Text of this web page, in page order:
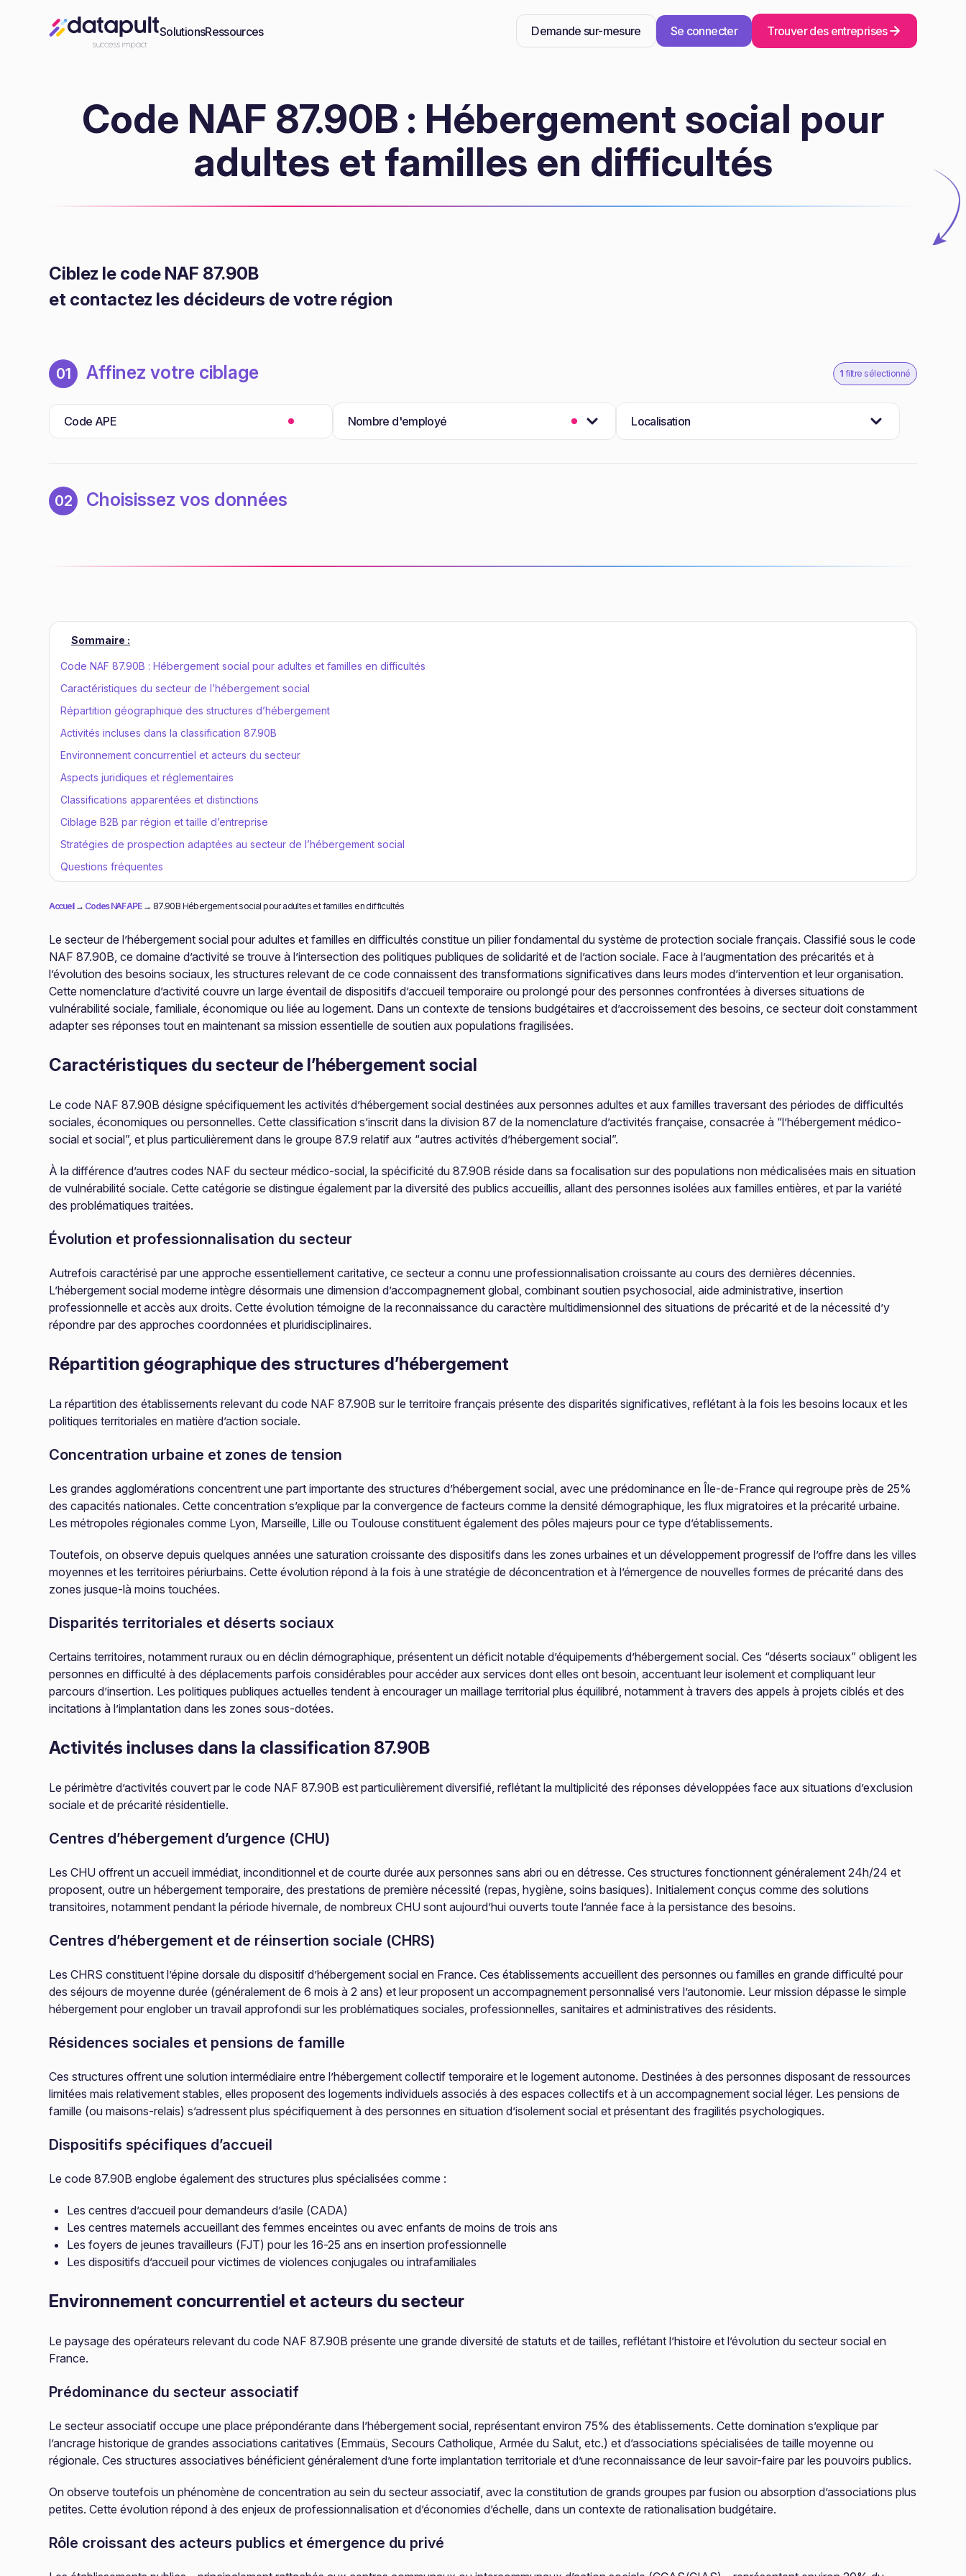
SolutionsRessources Demande sur-mesure Se connecter Trouver des entreprises
Code NAF 87.90B : Hébergement social pour
adultes et familles en difficultés
Ciblez le code NAF 87.90B
et contactez les décideurs de votre région
01 Affinez votre ciblage 1 filtre sélectionné
Code APE Nombre d'employé Localisation
02 Choisissez vos données
Sommaire :
Code NAF 87.90B : Hébergement social pour adultes et familles en difficultés
Caractéristiques du secteur de l’hébergement social
Répartition géographique des structures d’hébergement
Activités incluses dans la classification 87.90B
Environnement concurrentiel et acteurs du secteur
Aspects juridiques et réglementaires
Classifications apparentées et distinctions
Ciblage B2B par région et taille d’entreprise
Stratégies de prospection adaptées au secteur de l’hébergement social
Questions fréquentes
Accueil→ Codes NAF APE→ 87.90B Hébergement social pour adultes et familles en difficultés
Le secteur de l’hébergement social pour adultes et familles en difficultés constitue un pilier fondamental du système de protection sociale français. Classifié sous le code
NAF 87.90B, ce domaine d’activité se trouve à l’intersection des politiques publiques de solidarité et de l’action sociale. Face à l’augmentation des précarités et à
l’évolution des besoins sociaux, les structures relevant de ce code connaissent des transformations significatives dans leurs modes d’intervention et leur organisation.
Cette nomenclature d’activité couvre un large éventail de dispositifs d’accueil temporaire ou prolongé pour des personnes confrontées à diverses situations de
vulnérabilité sociale, familiale, économique ou liée au logement. Dans un contexte de tensions budgétaires et d’accroissement des besoins, ce secteur doit constamment
adapter ses réponses tout en maintenant sa mission essentielle de soutien aux populations fragilisées.
Caractéristiques du secteur de l’hébergement social
Le code NAF 87.90B désigne spécifiquement les activités d’hébergement social destinées aux personnes adultes et aux familles traversant des périodes de difficultés
sociales, économiques ou personnelles. Cette classification s’inscrit dans la division 87 de la nomenclature d’activités française, consacrée à “l’hébergement médico-
social et social”, et plus particulièrement dans le groupe 87.9 relatif aux “autres activités d’hébergement social”.
À la différence d’autres codes NAF du secteur médico-social, la spécificité du 87.90B réside dans sa focalisation sur des populations non médicalisées mais en situation
de vulnérabilité sociale. Cette catégorie se distingue également par la diversité des publics accueillis, allant des personnes isolées aux familles entières, et par la variété
des problématiques traitées.
Évolution et professionnalisation du secteur
Autrefois caractérisé par une approche essentiellement caritative, ce secteur a connu une professionnalisation croissante au cours des dernières décennies.
L’hébergement social moderne intègre désormais une dimension d’accompagnement global, combinant soutien psychosocial, aide administrative, insertion
professionnelle et accès aux droits. Cette évolution témoigne de la reconnaissance du caractère multidimensionnel des situations de précarité et de la nécessité d’y
répondre par des approches coordonnées et pluridisciplinaires.
Répartition géographique des structures d’hébergement
La répartition des établissements relevant du code NAF 87.90B sur le territoire français présente des disparités significatives, reflétant à la fois les besoins locaux et les
politiques territoriales en matière d’action sociale.
Concentration urbaine et zones de tension
Les grandes agglomérations concentrent une part importante des structures d’hébergement social, avec une prédominance en Île-de-France qui regroupe près de 25%
des capacités nationales. Cette concentration s’explique par la convergence de facteurs comme la densité démographique, les flux migratoires et la précarité urbaine.
Les métropoles régionales comme Lyon, Marseille, Lille ou Toulouse constituent également des pôles majeurs pour ce type d’établissements.
Toutefois, on observe depuis quelques années une saturation croissante des dispositifs dans les zones urbaines et un développement progressif de l’offre dans les villes
moyennes et les territoires périurbains. Cette évolution répond à la fois à une stratégie de déconcentration et à l’émergence de nouvelles formes de précarité dans des
zones jusque-là moins touchées.
Disparités territoriales et déserts sociaux
Certains territoires, notamment ruraux ou en déclin démographique, présentent un déficit notable d’équipements d’hébergement social. Ces “déserts sociaux” obligent les
personnes en difficulté à des déplacements parfois considérables pour accéder aux services dont elles ont besoin, accentuant leur isolement et compliquant leur
parcours d’insertion. Les politiques publiques actuelles tendent à encourager un maillage territorial plus équilibré, notamment à travers des appels à projets ciblés et des
incitations à l’implantation dans les zones sous-dotées.
Activités incluses dans la classification 87.90B
Le périmètre d’activités couvert par le code NAF 87.90B est particulièrement diversifié, reflétant la multiplicité des réponses développées face aux situations d’exclusion
sociale et de précarité résidentielle.
Centres d’hébergement d’urgence (CHU)
Les CHU offrent un accueil immédiat, inconditionnel et de courte durée aux personnes sans abri ou en détresse. Ces structures fonctionnent généralement 24h/24 et
proposent, outre un hébergement temporaire, des prestations de première nécessité (repas, hygiène, soins basiques). Initialement conçus comme des solutions
transitoires, notamment pendant la période hivernale, de nombreux CHU sont aujourd’hui ouverts toute l’année face à la persistance des besoins.
Centres d’hébergement et de réinsertion sociale (CHRS)
Les CHRS constituent l’épine dorsale du dispositif d’hébergement social en France. Ces établissements accueillent des personnes ou familles en grande difficulté pour
des séjours de moyenne durée (généralement de 6 mois à 2 ans) et leur proposent un accompagnement personnalisé vers l’autonomie. Leur mission dépasse le simple
hébergement pour englober un travail approfondi sur les problématiques sociales, professionnelles, sanitaires et administratives des résidents.
Résidences sociales et pensions de famille
Ces structures offrent une solution intermédiaire entre l’hébergement collectif temporaire et le logement autonome. Destinées à des personnes disposant de ressources
limitées mais relativement stables, elles proposent des logements individuels associés à des espaces collectifs et à un accompagnement social léger. Les pensions de
famille (ou maisons-relais) s’adressent plus spécifiquement à des personnes en situation d’isolement social et présentant des fragilités psychologiques.
Dispositifs spécifiques d’accueil
Le code 87.90B englobe également des structures plus spécialisées comme :
Les centres d’accueil pour demandeurs d’asile (CADA)
Les centres maternels accueillant des femmes enceintes ou avec enfants de moins de trois ans
Les foyers de jeunes travailleurs (FJT) pour les 16-25 ans en insertion professionnelle
Les dispositifs d’accueil pour victimes de violences conjugales ou intrafamiliales
Environnement concurrentiel et acteurs du secteur
Le paysage des opérateurs relevant du code NAF 87.90B présente une grande diversité de statuts et de tailles, reflétant l’histoire et l’évolution du secteur social en
France.
Prédominance du secteur associatif
Le secteur associatif occupe une place prépondérante dans l’hébergement social, représentant environ 75% des établissements. Cette domination s’explique par
l’ancrage historique de grandes associations caritatives (Emmaüs, Secours Catholique, Armée du Salut, etc.) et d’associations spécialisées de taille moyenne ou
régionale. Ces structures associatives bénéficient généralement d’une forte implantation territoriale et d’une reconnaissance de leur savoir-faire par les pouvoirs publics.
On observe toutefois un phénomène de concentration au sein du secteur associatif, avec la constitution de grands groupes par fusion ou absorption d’associations plus
petites. Cette évolution répond à des enjeux de professionnalisation et d’économies d’échelle, dans un contexte de rationalisation budgétaire.
Rôle croissant des acteurs publics et émergence du privé